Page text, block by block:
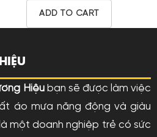
ADD TO CART
Hiệubạn sẽ được làm việc
áo mưa năng động và giàu
một doanh nghiệp trẻ có sức